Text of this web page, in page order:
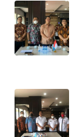
BEKASI
WN
BOGOR
DEPOK
WN